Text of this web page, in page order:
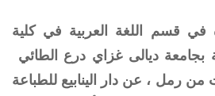
في قسم اللغة العربية في كلية
بجامعة ديالى غزاي درع الطائي
من رمل ، عن دار الينابيع للطباعة